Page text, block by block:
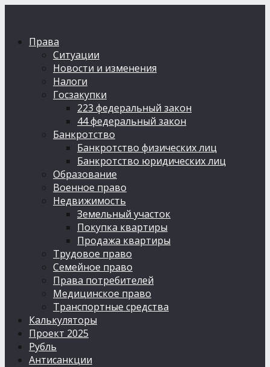
Права
Ситуации
Новости и изменения
Налоги
Госзакупки
223 федеральный закон
44 федеральный закон
Банкротство
Банкротство физических лиц
Банкротство юридических лиц
Образование
Военное право
Недвижимость
Земельный участок
Покупка квартиры
Продажа квартиры
Трудовое право
Семейное право
Права потребителей
Медицинское право
Транспортные средства
Калькуляторы
Проект 2025
Рубль
Антисанкции